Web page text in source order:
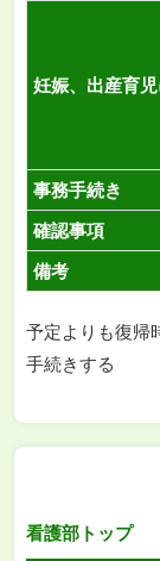
妊娠、出産育
事務手続き
確認事項
備考
予定よりも復帰
手続きする
看護部トップ